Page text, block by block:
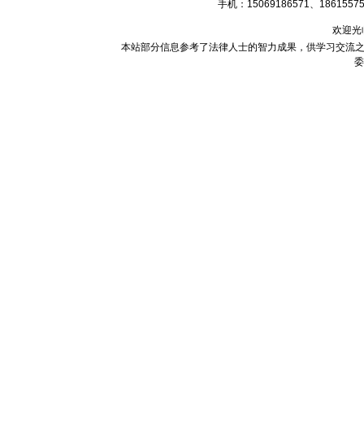
手机：15069186571、
欢迎光
本站部分信息参考了法律人士的智力成果，供学习交流